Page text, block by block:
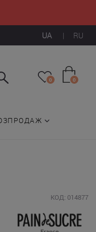
UA | RU
0 0
КОД: 014877